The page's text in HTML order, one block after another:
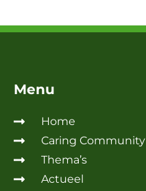
Menu
Home
Caring Community
Thema’s
Actueel